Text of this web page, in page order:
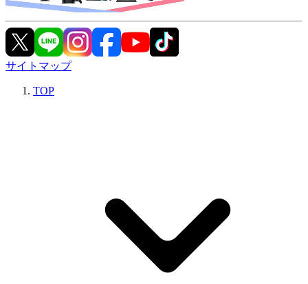
サイトマップ
TOP